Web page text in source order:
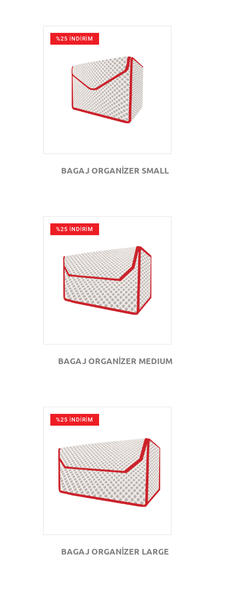
%25 İNDİRİM
GÖZAT
BAGAJ ORGANİZER SMALL
%25 İNDİRİM
GÖZAT
BAGAJ ORGANİZER MEDIUM
%25 İNDİRİM
GÖZAT
BAGAJ ORGANİZER LARGE